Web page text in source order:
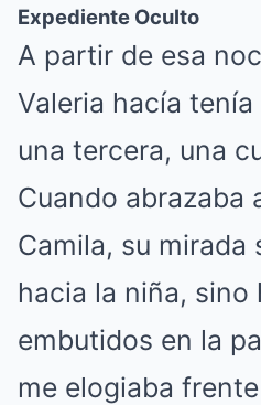
Expediente Oculto
A partir de esa
Valeria hacía
una tercera, una
Cuando abrazaba
Camila, su mirada
hacia la niña,
embutidos en la
me elogiaba